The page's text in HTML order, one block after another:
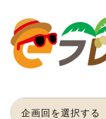
企画回を選択する